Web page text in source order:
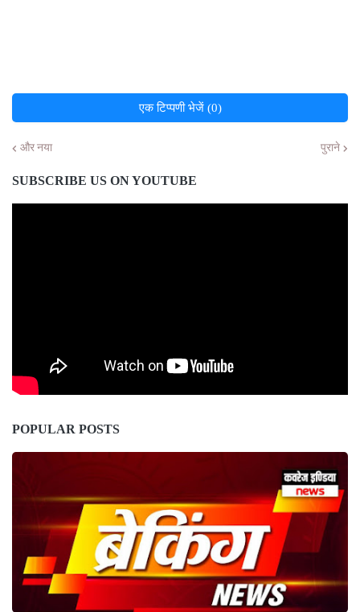
एक टिप्पणी भेजें (0)
और नया पुराने
SUBSCRIBE US ON YOUTUBE
POPULAR POSTS